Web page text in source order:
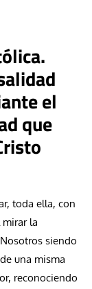
el
que
toda ella, con
la
siendo
una misma
reconociendo